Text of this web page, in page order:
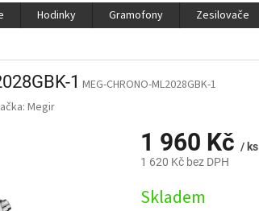
Hodinky Gramofony Zesilovače
1 MEG-CHRONO-ML2028GBK-1
Megir
1 960 Kč / ks
1 620 Kč bez DPH
cena:
Skladem